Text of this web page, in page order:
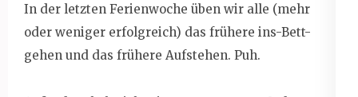
In der letzten Ferienwoche üben wir alle (mehr
oder weniger erfolgreich) das frühere ins-Bett-
gehen und das frühere Aufstehen. Puh.